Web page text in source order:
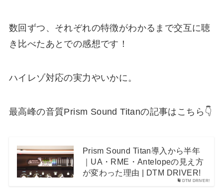
数回ずつ、それぞれの特徴がわかるまで交互に聴
き比べたあとでの感想です！
ハイレゾ対応の実力やいかに。
最高峰の音質Prism Sound Titanの記事はこちら👇
DTM DRIVER!
Prism Sound Titan導入から半年
｜UA・RME・Antelopeの見え方
が変わった理由 | DTM DRIVER!